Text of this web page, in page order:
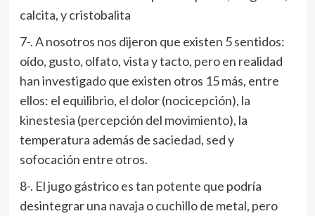
calcita, y cristobalita
7-. A nosotros nos dijeron que existen 5 sentidos:
oído, gusto, olfato, vista y tacto, pero en realidad
han investigado que existen otros 15 más, entre
ellos: el equilibrio, el dolor (nocicepción), la
kinestesia (percepción del movimiento), la
temperatura además de saciedad, sed y
sofocación entre otros.
8-. El jugo gástrico es tan potente que podría
desintegrar una navaja o cuchillo de metal, pero